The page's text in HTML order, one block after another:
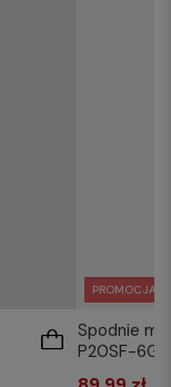
PROMOCJA
Spodnie
P20SF-